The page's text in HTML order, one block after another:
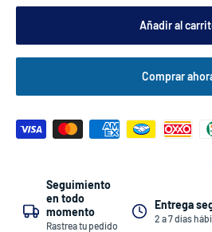
Añadir al
Comprar
Seguimiento
en todo
momento
Rastrea tu pedido
Entrega
2 a 7 días